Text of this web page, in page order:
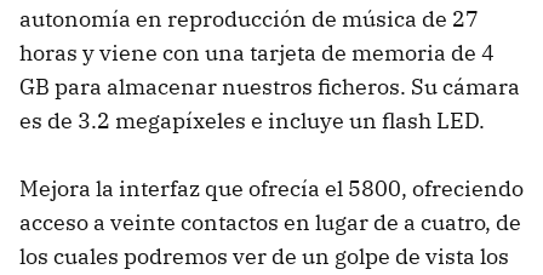
autonomía en reproducción de música de 27
horas y viene con una tarjeta de memoria de 4
GB para almacenar nuestros ficheros. Su cámara
es de 3.2 megapíxeles e incluye un flash LED.
Mejora la interfaz que ofrecía el 5800, ofreciendo
acceso a veinte contactos en lugar de a cuatro, de
los cuales podremos ver de un golpe de vista los